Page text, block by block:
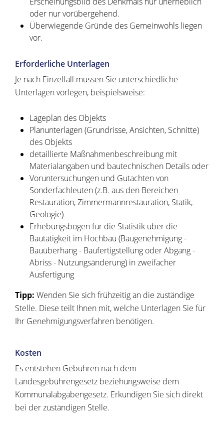
oder nur vorübergehend.
Überwiegende Gründe des Gemeinwohls liegen
vor.
Erforderliche Unterlagen
Je nach Einzelfall müssen Sie unterschiedliche
Unterlagen vorlegen, beispielsweise:
Lageplan des Objekts
Planunterlagen (Grundrisse, Ansichten, Schnitte)
des Objekts
detaillierte Maßnahmenbeschreibung mit
Materialangaben und bautechnischen Details oder
Voruntersuchungen und Gutachten von
Sonderfachleuten (z.B. aus den Bereichen
Restauration, Zimmermannrestauration, Statik,
Geologie)
Erhebungsbogen für die Statistik über die
Bautätigkeit im Hochbau (Baugenehmigung -
Bauüberhang - Baufertigstellung oder Abgang -
Abriss - Nutzungsänderung) in zweifacher
Ausfertigung
Tipp: Wenden Sie sich frühzeitig an die zuständige
Stelle. Diese teilt Ihnen mit, welche Unterlagen Sie für
Ihr Genehmigungsverfahren benötigen.
Kosten
Es entstehen Gebühren nach dem
Landesgebührengesetz beziehungsweise dem
Kommunalabgabengesetz. Erkundigen Sie sich direkt
bei der zuständigen Stelle.